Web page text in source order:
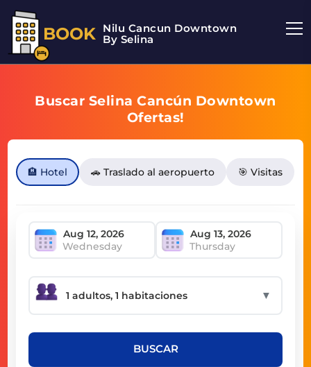
BOOK Nilu Cancun Downtown
By Selina
Buscar Selina Cancún Downtown
Ofertas!
🏨 Hotel 🚗 Traslado al aeropuerto 🎯 Visitas
Wednesday Thursday
▼
BUSCAR